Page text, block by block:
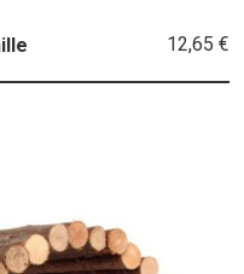
12,65 €